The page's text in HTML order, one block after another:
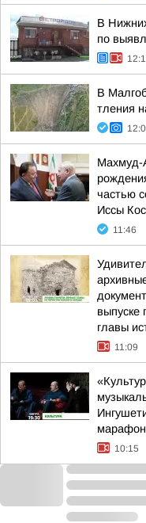
В
по
В
тления
Махмуд-
частью
Иссы
11:46
выпуске
главы
11:09
10:15